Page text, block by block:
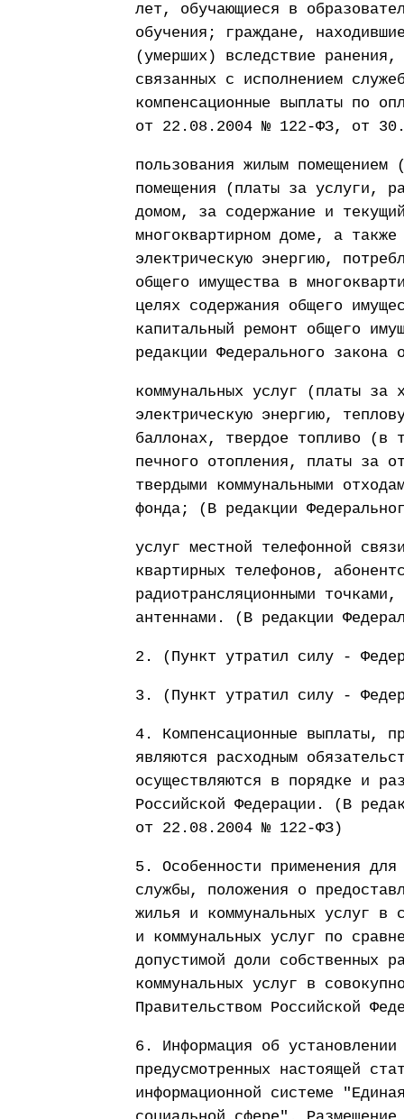
лет, обучающиеся в
обучения; граждане,
(умерших) вследствие
связанных с исполнением
компенсационные выплаты по
от 22.08.2004 № 122-ФЗ, от
пользования жилым
помещения (платы за услуги,
домом, за содержание и
многоквартирном доме, а
электрическую энергию,
общего имущества в
целях содержания общего
капитальный ремонт общего
редакции Федерального
коммунальных услуг (платы за
электрическую энергию,
баллонах, твердое топливо (в
печного отопления, платы за
твердыми коммунальными
фонда; (В редакции
услуг местной телефонной
квартирных телефонов,
радиотрансляционными
антеннами. (В редакции
2. (Пункт утратил силу -
3. (Пункт утратил силу -
4. Компенсационные выплаты,
являются расходным
осуществляются в порядке и
Российской Федерации. (В
от 22.08.2004 № 122-ФЗ)
5. Особенности применения
службы, положения о
жилья и коммунальных услуг в
и коммунальных услуг по
допустимой доли собственных
коммунальных услуг в
Правительством Российской
6. Информация об
предусмотренных настоящей
информационной системе